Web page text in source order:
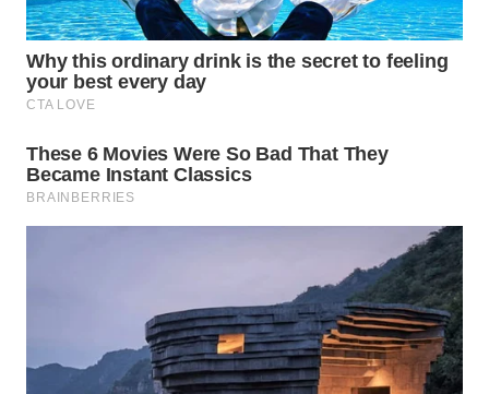
SUMEDANG
WN
CIANJUR
WN
KEPULAUAN
SERIBU
BINJAI